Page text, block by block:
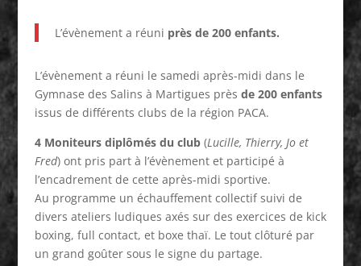
L’évènement a réuni près de 200 enfants.
L’évènement a réuni le samedi après-midi dans le
Gymnase des Salins à Martigues près de 200 enfants
issus de différents clubs de la région PACA.
4 Moniteurs diplômés du club(Lucille, Thierry, Jo et
Fred) ont pris part à l’évènement et participé à
l’encadrement de cette après-midi sportive.
Au programme un échauffement collectif suivi de
divers ateliers ludiques axés sur des exercices de kick
boxing, full contact, et boxe thaï. Le tout clôturé par
un grand goûter sous le signe du partage.